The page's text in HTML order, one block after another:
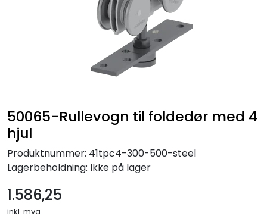
50065-Rullevogn til foldedør med 4
hjul
Produktnummer: 41tpc4-300-500-steel
Lagerbeholdning: Ikke på lager
1.586,25
inkl. mva.